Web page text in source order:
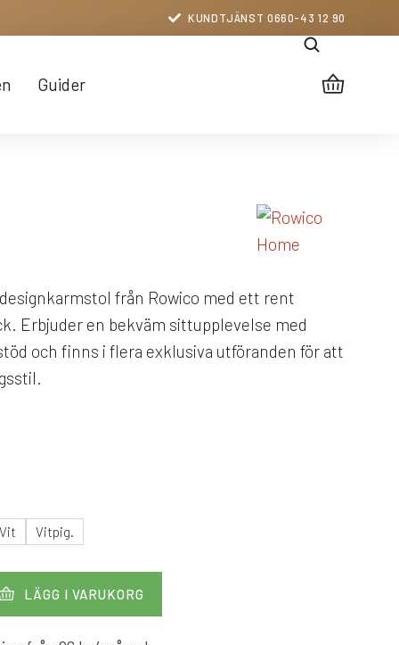
KUNDTJÄNST 0660-43 12 90
Guider
från Rowico med ett rent
Erbjuder en bekväm sittupplevelse med
och finns i flera exklusiva utföranden för att
Vit Vitpig.
LÄGG I VARUKORG